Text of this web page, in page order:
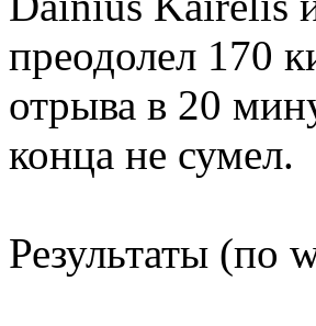
преодолел 170
отрыва в 20
конца не сумел.
Результаты (по